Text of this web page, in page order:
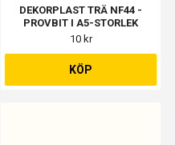
DEKORPLAST TRÄ NF44 -
PROVBIT I A5-STORLEK
10 kr
KÖP